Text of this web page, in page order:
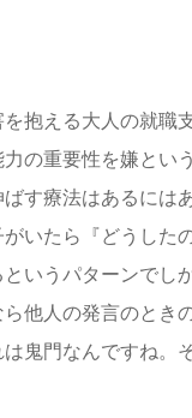
抱える大人の就職
の重要性を嫌とい
す療法はあるには
いたら『どうした
いうパターンでし
他人の発言のとき
鬼門なんですね。